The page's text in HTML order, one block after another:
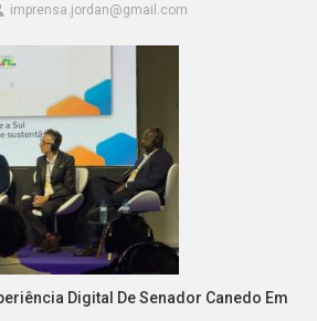
imprensa.jordan@gmail.com
Digital De Senador Canedo Em